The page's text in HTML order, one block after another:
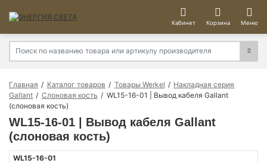
Кабинет Корзина Меню
Главная Каталог товаров Товары Werkel
Накладная серия
Gallant
Слоновая кость
WL15-16-01 | Вывод кабеля Gallant
(слоновая кость)
WL15-16-01 | Вывод кабеля Gallant
(слоновая кость)
WL15-16-01